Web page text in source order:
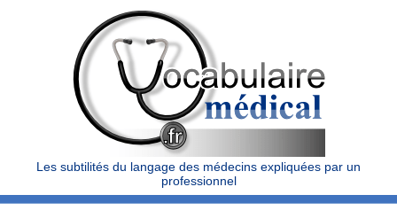
Les subtilités du langage des médecins expliquées par un
professionnel